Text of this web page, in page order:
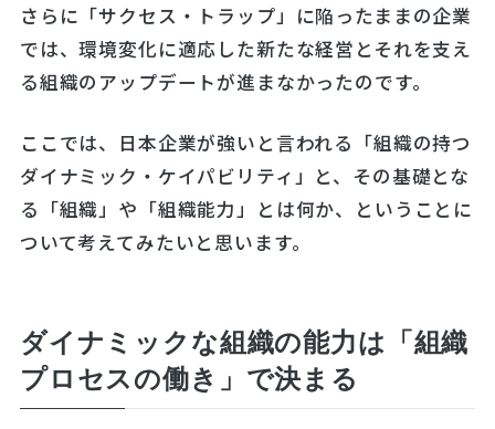
さらに「サクセス・トラップ」に陥ったままの企業
では、環境変化に適応した新たな経営とそれを支え
る組織のアップデートが進まなかったのです。
ここでは、日本企業が強いと言われる「組織の持つ
ダイナミック・ケイパビリティ」と、その基礎とな
る「組織」や「組織能力」とは何か、ということに
ついて考えてみたいと思います。
ダイナミックな組織の能力は「組織
プロセスの働き」で決まる